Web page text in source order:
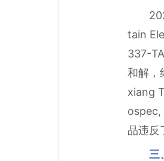
tain
337-
和解，
xiang
ospec,
品违反
三